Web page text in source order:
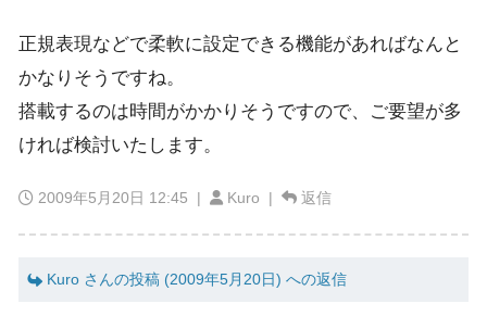
正規表現などで柔軟に設定できる機能があればなんと
かなりそうですね。
搭載するのは時間がかかりそうですので、ご要望が多
ければ検討いたします。
2009年5月20日 12:45 | Kuro | 返信
Kuro さんの投稿 (2009年5月20日) への返信